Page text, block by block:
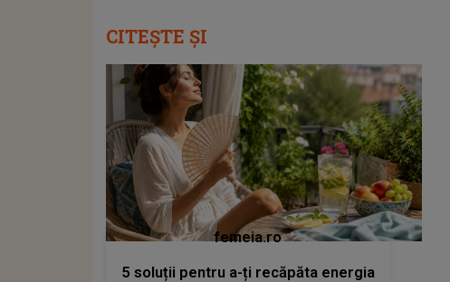
CITEȘTE ȘI
femeia.ro
5 soluții pentru a-ți recăpăta energia